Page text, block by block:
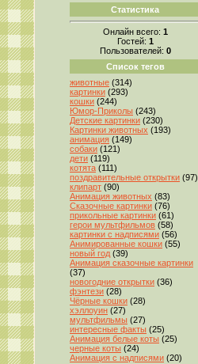
Статистика
Онлайн всего: 1
Гостей: 1
Пользователей: 0
Список тегов
животные (314)
картинки (293)
кошки (244)
Юмор-Приколы (243)
Детские картинки (230)
Картинки животных (193)
анимация (149)
собаки (121)
дети (119)
котята (111)
поздравительные открытки (97)
клипарт (90)
Анимация животных (83)
Сказочные картинки (76)
прикольные картинки (61)
герои мультфильмов (58)
картинки с надписями (56)
Анимированные кошки (55)
новый год (39)
Анимация сказочные картинки
(37)
новогодние открытки (36)
фэнтези (28)
Чёрные кошки (28)
хэллоуин (27)
мультфильмы (27)
интересные факты (25)
Анимация белые коты (25)
черные коты (24)
Анимация с надписями (20)